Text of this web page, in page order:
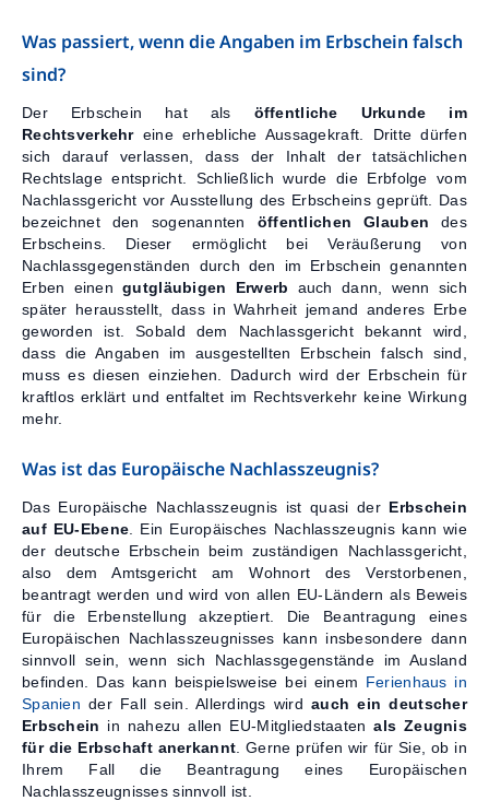
Was passiert, wenn die Angaben im Erbschein falsch
sind?
Der Erbschein hat als öffentliche Urkunde im
Rechtsverkehreine erhebliche Aussagekraft. Dritte dürfen
sich darauf verlassen, dass der Inhalt der tatsächlichen
Rechtslage entspricht. Schließlich wurde die Erbfolge vom
Nachlassgericht vor Ausstellung des Erbscheins geprüft. Das
bezeichnet den sogenannten öffentlichen Glauben des
Erbscheins. Dieser ermöglicht bei Veräußerung von
Nachlassgegenständen durch den im Erbschein genannten
Erben einengutgläubigen Erwerb auch dann, wenn sich
später herausstellt, dass in Wahrheit jemand anderes Erbe
geworden ist. Sobald dem Nachlassgericht bekannt wird,
dass die Angaben im ausgestellten Erbschein falsch sind,
muss es diesen einziehen. Dadurch wird der Erbschein für
kraftlos erklärt und entfaltet im Rechtsverkehr keine Wirkung
mehr.
Was ist das Europäische Nachlasszeugnis?
Das Europäische Nachlasszeugnis ist quasi der Erbschein
auf EU-Ebene . Ein Europäisches Nachlasszeugnis kann wie
der deutsche Erbschein beim zuständigen Nachlassgericht,
also dem Amtsgericht am Wohnort des Verstorbenen,
beantragt werden und wird von allen EU-Ländern als Beweis
für die Erbenstellung akzeptiert. Die Beantragung eines
Europäischen Nachlasszeugnisses kann insbesondere dann
sinnvoll sein, wenn sich Nachlassgegenstände im Ausland
befinden. Das kann beispielsweise bei einem Ferienhaus in
Spanien der Fall sein. Allerdings wirdauch ein deutscher
Erbschein in nahezu allen EU-Mitgliedstaatenals Zeugnis
für die Erbschaft anerkannt . Gerne prüfen wir für Sie, ob in
Ihrem Fall die Beantragung eines Europäischen
Nachlasszeugnisses sinnvoll ist.